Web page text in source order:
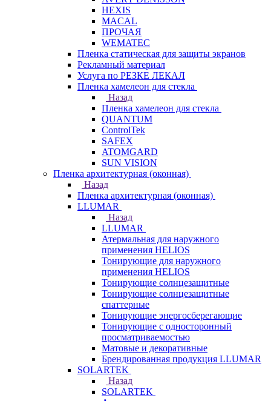
HEXIS
MACAL
ПРОЧАЯ
WEMATEC
Пленка статическая для защиты экранов
Рекламный материал
Услуга по РЕЗКЕ ЛЕКАЛ
Пленка хамелеон для стекла
Назад
Пленка хамелеон для стекла
QUANTUM
ControlTek
SAFEX
ATOMGARD
SUN VISION
Пленка архитектурная (оконная)
Назад
Пленка архитектурная (оконная)
LLUMAR
Назад
LLUMAR
Атермальная для наружного
применения HELIOS
Тонирующие для наружного
применения HELIOS
Тонирующие солнцезащитные
Тонирующие солнцезащитные
спаттерные
Тонирующие энергосберегающие
Тонирующие с односторонный
просматриваемостью
Матовые и декоративные
Брендированная продукция LLUMAR
SOLARTEK
Назад
SOLARTEK